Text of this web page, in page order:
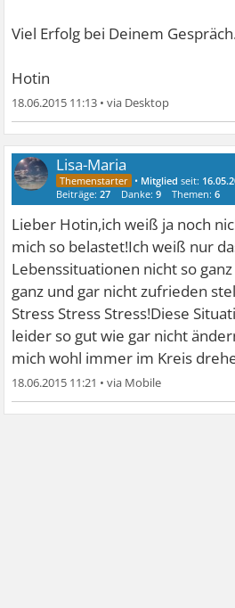
Viel Erfolg bei Deinem
Hotin
18.06.2015 11:13 •
Lisa-Maria
• Mitglied seit:
Beiträge:27 Danke:9 Themen:6
Lieber Hotin,ich weiß ja noch
mich so belastet!Ich weiß nur
Lebenssituationen nicht so
ganz und gar nicht zufrieden
Stress Stress Stress!Diese
leider so gut wie gar nicht
mich wohl immer im Kreis
18.06.2015 11:21 •